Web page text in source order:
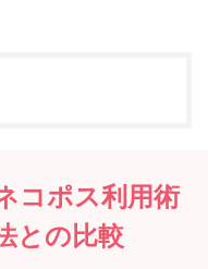
コポス利用術
との比較